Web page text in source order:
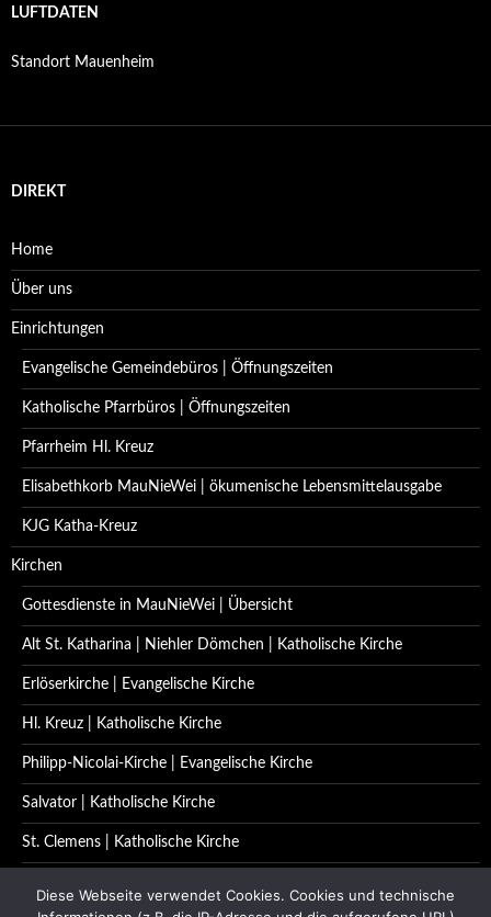
LUFTDATEN
Standort Mauenheim
DIREKT
Home
Über uns
Einrichtungen
Evangelische Gemeindebüros | Öffnungszeiten
Katholische Pfarrbüros | Öffnungszeiten
Pfarrheim Hl. Kreuz
Elisabethkorb MauNieWei | ökumenische Lebensmittelausgabe
KJG Katha-Kreuz
Kirchen
Gottesdienste in MauNieWei | Übersicht
Alt St. Katharina | Niehler Dömchen | Katholische Kirche
Erlöserkirche | Evangelische Kirche
Hl. Kreuz | Katholische Kirche
Philipp-Nicolai-Kirche | Evangelische Kirche
Salvator | Katholische Kirche
St. Clemens | Katholische Kirche
Diese Webseite verwendet Cookies. Cookies und technische